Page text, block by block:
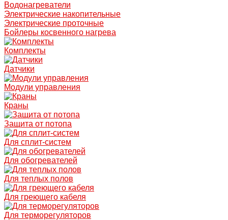
Водонагреватели
Электрические накопительные
Электрические проточные
Бойлеры косвенного нагрева
Комплекты
Датчики
Модули управления
Краны
Защита от потопа
Для сплит-систем
Для обогревателей
Для теплых полов
Для греющего кабеля
Для терморегуляторов